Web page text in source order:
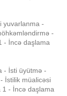
yuvarlanma -
-
- İncə daşlama
- İsti üyütmə -
İstilik müalicəsi
- İncə daşlama